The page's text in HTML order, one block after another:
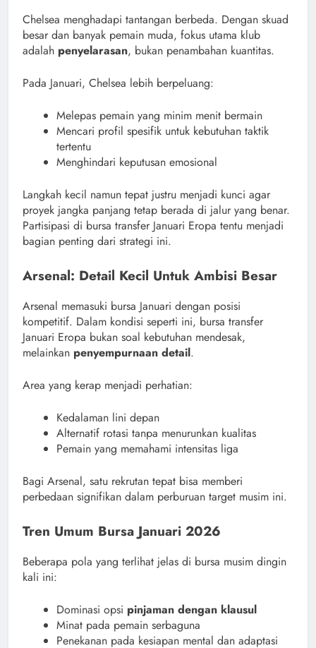
Chelsea menghadapi tantangan berbeda. Dengan skuad
besar dan banyak pemain muda, fokus utama klub
adalah penyelarasan, bukan penambahan kuantitas.
Pada Januari, Chelsea lebih berpeluang:
Melepas pemain yang minim menit bermain
Mencari profil spesifik untuk kebutuhan taktik
tertentu
Menghindari keputusan emosional
Langkah kecil namun tepat justru menjadi kunci agar
proyek jangka panjang tetap berada di jalur yang benar.
Partisipasi di bursa transfer Januari Eropa tentu menjadi
bagian penting dari strategi ini.
Arsenal: Detail Kecil Untuk Ambisi Besar
Arsenal memasuki bursa Januari dengan posisi
kompetitif. Dalam kondisi seperti ini, bursa transfer
Januari Eropa bukan soal kebutuhan mendesak,
melainkan penyempurnaan detail.
Area yang kerap menjadi perhatian:
Kedalaman lini depan
Alternatif rotasi tanpa menurunkan kualitas
Pemain yang memahami intensitas liga
Bagi Arsenal, satu rekrutan tepat bisa memberi
perbedaan signifikan dalam perburuan target musim ini.
Tren Umum Bursa Januari 2026
Beberapa pola yang terlihat jelas di bursa musim dingin
kali ini:
Dominasi opsi pinjaman dengan klausul
Minat pada pemain serbaguna
Penekanan pada kesiapan mental dan adaptasi